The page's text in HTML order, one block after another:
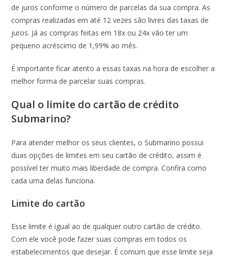
de juros conforme o número de parcelas da sua compra. As
compras realizadas em até 12 vezes são livres das taxas de
juros. Já as compras feitas em 18x ou 24x vão ter um
pequeno acréscimo de 1,99% ao mês.
É importante ficar atento a essas taxas na hora de escolher a
melhor forma de parcelar suas compras.
Qual o limite do cartão de crédito
Submarino?
Para atender melhor os seus clientes, o Submarino possui
duas opções de limites em seu cartão de crédito, assim é
possível ter muito mais liberdade de compra. Confira como
cada uma delas funciona.
Limite do cartão
Esse limite é igual ao de qualquer outro cartão de crédito.
Com ele você pode fazer suas compras em todos os
estabelecimentos que desejar. É comum que esse limite seja